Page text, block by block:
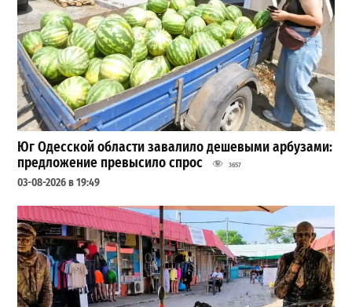
Юг Одесской области завалило дешевыми арбузами:
предложение превысило спрос
3657
03-08-2026 в 19:49